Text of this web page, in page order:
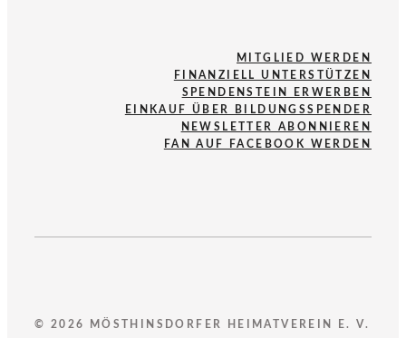
MITGLIED WERDEN
FINANZIELL UNTERSTÜTZEN
SPENDENSTEIN ERWERBEN
EINKAUF ÜBER BILDUNGSSPENDER
NEWSLETTER ABONNIEREN
FAN AUF FACEBOOK WERDEN
© 2026 MÖSTHINSDORFER HEIMATVEREIN E. V.